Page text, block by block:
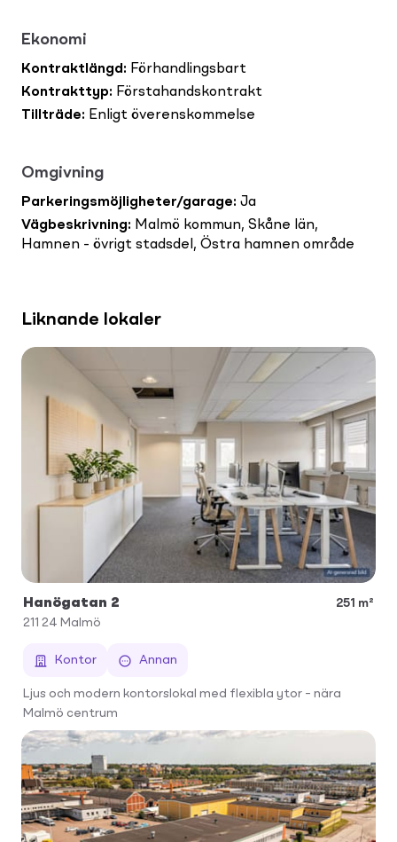
Ekonomi
Kontraktlängd : Förhandlingsbart
Kontrakttyp: Förstahandskontrakt
Tillträde: Enligt överenskommelse
Omgivning
Parkeringsmöjligheter/garage: Ja
Vägbeskrivning: Malmö kommun, Skåne län,
Hamnen - övrigt stadsdel, Östra hamnen område
Liknande lokaler
Hanögatan 2
251 m²
211 24 Malmö
Kontor Annan
Ljus och modern kontorslokal med flexibla ytor – nära
Malmö centrum